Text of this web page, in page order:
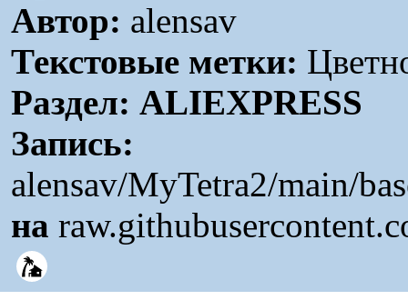
Автор: alensav
Текстовые метки:
Раздел: ALIEXPRESS
Запись:
alensav/MyTetra2/main/
на